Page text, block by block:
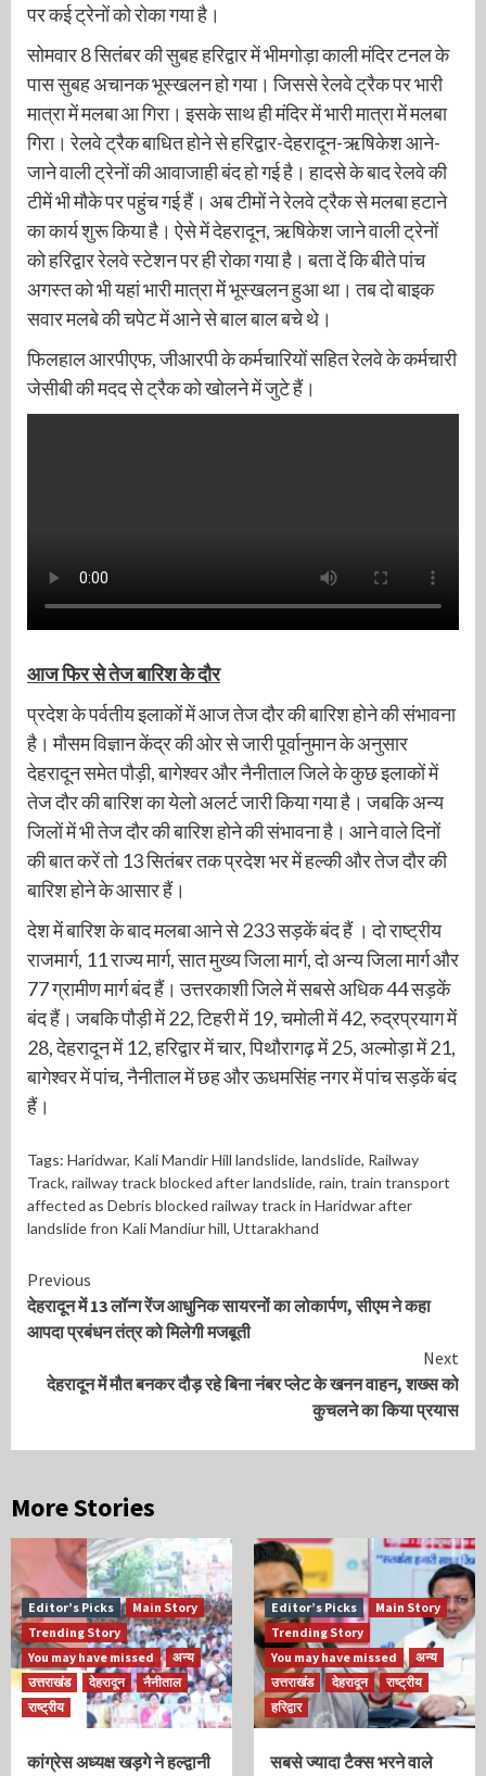
पर कई ट्रेनों को रोका गया है।
सोमवार 8 सितंबर की सुबह हरिद्वार में भीमगोड़ा काली मंदिर टनल के
पास सुबह अचानक भूस्खलन हो गया। जिससे रेलवे ट्रैक पर भारी
मात्रा में मलबा आ गिरा। इसके साथ ही मंदिर में भारी मात्रा में मलबा
गिरा। रेलवे ट्रैक बाधित होने से हरिद्वार-देहरादून-ऋषिकेश आने-
जाने वाली ट्रेनों की आवाजाही बंद हो गई है। हादसे के बाद रेलवे की
टीमें भी मौके पर पहुंच गई हैं। अब टीमों ने रेलवे ट्रैक से मलबा हटाने
का कार्य शुरू किया है। ऐसे में देहरादून, ऋषिकेश जाने वाली ट्रेनों
को हरिद्वार रेलवे स्टेशन पर ही रोका गया है। बता दें कि बीते पांच
अगस्त को भी यहां भारी मात्रा में भूस्खलन हुआ था। तब दो बाइक
सवार मलबे की चपेट में आने से बाल बाल बचे थे।
फिलहाल आरपीएफ, जीआरपी के कर्मचारियों सहित रेलवे के कर्मचारी
जेसीबी की मदद से ट्रैक को खोलने में जुटे हैं।
आज फिर से तेज बारिश के दौर
प्रदेश के पर्वतीय इलाकों में आज तेज दौर की बारिश होने की संभावना
है। मौसम विज्ञान केंद्र की ओर से जारी पूर्वानुमान के अनुसार
देहरादून समेत पौड़ी, बागेश्वर और नैनीताल जिले के कुछ इलाकों में
तेज दौर की बारिश का येलो अलर्ट जारी किया गया है। जबकि अन्य
जिलों में भी तेज दौर की बारिश होने की संभावना है। आने वाले दिनों
की बात करें तो 13 सितंबर तक प्रदेश भर में हल्की और तेज दौर की
बारिश होने के आसार हैं।
देश में बारिश के बाद मलबा आने से 233 सड़कें बंद हैं । दो राष्ट्रीय
राजमार्ग, 11 राज्य मार्ग, सात मुख्य जिला मार्ग, दो अन्य जिला मार्ग और
77 ग्रामीण मार्ग बंद हैं। उत्तरकाशी जिले में सबसे अधिक 44 सड़कें
बंद हैं। जबकि पौड़ी में 22, टिहरी में 19, चमोली में 42, रुद्रप्रयाग में
28, देहरादून में 12, हरिद्वार में चार, पिथौरागढ़ में 25, अल्मोड़ा में 21,
बागेश्वर में पांच, नैनीताल में छह और ऊधमसिंह नगर में पांच सड़कें बंद
हैं।
Tags: Haridwar, Kali Mandir Hill landslide, landslide, Railway
Track, railway track blocked after landslide, rain, train transport
affected as Debris blocked railway track in Haridwar after
landslide fron Kali Mandiur hill, Uttarakhand
Continue
Reading
Previous
देहरादून में 13 लॉन्ग रेंज आधुनिक सायरनों का लोकार्पण, सीएम ने कहा
आपदा प्रबंधन तंत्र को मिलेगी मजबूती
Next
देहरादून में मौत बनकर दौड़ रहे बिना नंबर प्लेट के खनन वाहन, शख्स को
कुचलने का किया प्रयास
More Stories
Editor’s Picks
Main Story
Trending Story
You may have missed
अन्य
उत्तराखंड
देहरादून
नैनीताल
राष्ट्रीय
कांग्रेस अध्यक्ष खड़गे ने हल्द्वानी
Editor’s Picks
Main Story
Trending Story
You may have missed
अन्य
उत्तराखंड
देहरादून
राष्ट्रीय
हरिद्वार
सबसे ज्यादा टैक्स भरने वाले